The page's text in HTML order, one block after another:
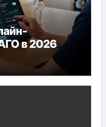
в 2026